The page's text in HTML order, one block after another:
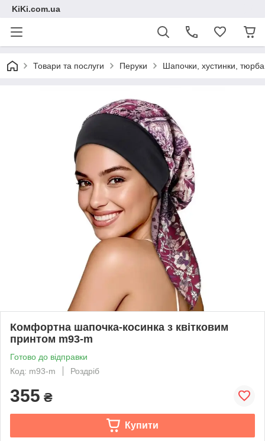
KiKi.com.ua
Товари та послуги Перуки Шапочки, хустинки,
Комфортна шапочка-косинка з квітковим
принтом m93-m
Готово до відправки
Код: m93-m
Роздріб
355 ₴
Купити